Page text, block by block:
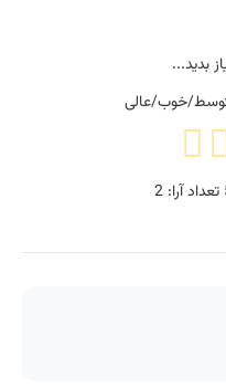
بدید...
خوب/عالی
تعداد آرا:2